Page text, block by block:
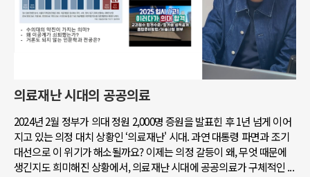
의료재난 시대의 공공의료
2024년 2월 정부가 의대 정원 2,000명 증원을 발표힌 후 1년 넘게 이어
지고 있는 의정 대치 상황인 ‘의료재난' 시대. 과연 대통령 파면과 조기
대선으로 이 위기가 해소될까요? 이제는 의정 갈등이 왜, 무엇 때문에
생긴지도 희미해진 상황에서, 의료재난 시대에 공공의료가 구체적인 ...